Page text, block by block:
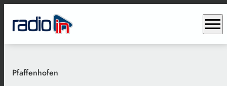
menu
Pfaffenhofen